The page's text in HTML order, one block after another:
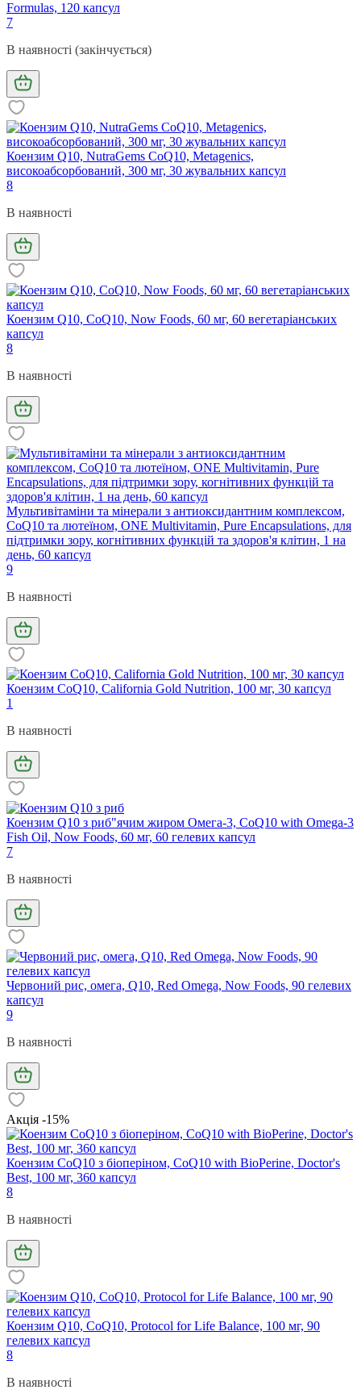
Formulas, 120 капсул
7
В наявності (закінчується)
Коензим Q10, NutraGems CoQ10, Metagenics,
високоабсорбований, 300 мг, 30 жувальних капсул
8
В наявності
Коензим Q10, CoQ10, Now Foods, 60 мг, 60 вегетаріанських
капсул
8
В наявності
Мультивітаміни та мінерали з антиоксидантним комплексом,
CoQ10 та лютеїном, ONE Multivitamin, Pure Encapsulations, для
підтримки зору, когнітивних функцій та здоров'я клітин, 1 на
день, 60 капсул
9
В наявності
Коензим CoQ10, California Gold Nutrition, 100 мг, 30 капсул
1
В наявності
Коензим Q10 з риб"ячим жиром Омега-3, CoQ10 with Omega-3
Fish Oil, Now Foods, 60 мг, 60 гелевих капсул
7
В наявності
Червоний рис, омега, Q10, Red Omega, Now Foods, 90 гелевих
капсул
9
В наявності
Акція -15%
Коензим CoQ10 з біоперіном, CoQ10 with BioPerine, Doctor's
Best, 100 мг, 360 капсул
8
В наявності
Коензим Q10, CoQ10, Protocol for Life Balance, 100 мг, 90
гелевих капсул
8
В наявності